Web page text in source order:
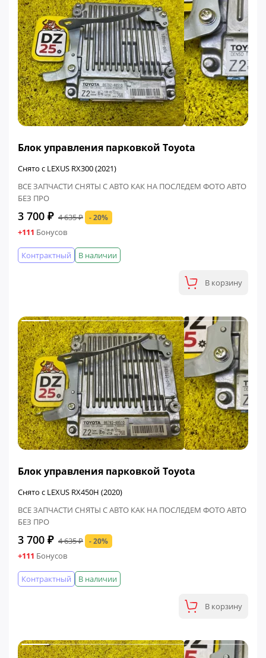
Блок управления парковкой Toyota
Снято с LEXUS RX300 (2021)
ВСЕ ЗАПЧАСТИ СНЯТЫ С АВТО КАК НА ПОСЛЕДЕМ ФОТО АВТО
БЕЗ ПРО
3 700 ₽ 4 635 ₽ - 20%
+111 Бонусов
В наличии
Контрактный
В корзину
Блок управления парковкой Toyota
Снято с LEXUS RX450H (2020)
ВСЕ ЗАПЧАСТИ СНЯТЫ С АВТО КАК НА ПОСЛЕДЕМ ФОТО АВТО
БЕЗ ПРО
3 700 ₽ 4 635 ₽ - 20%
+111 Бонусов
В наличии
Контрактный
В корзину